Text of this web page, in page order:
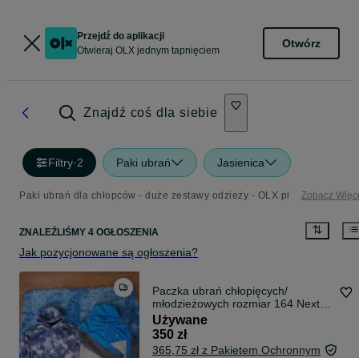
Przejdź do aplikacji
Otwieraj OLX jednym tapnięciem
Otwórz
Znajdź coś dla siebie
Filtry·2 Paki ubrań Jasienica
Paki ubrań dla chłopców - duże zestawy odzieży - OLX.pl Zobacz
ZNALEŹLIŚMY 4 OGŁOSZENIA
Jak pozycjonowane są ogłoszenia?
Paczka ubrań chłopięcych/
młodzieżowych rozmiar 164 Next/
Reporter
Używane
350 zł
365,75 zł z Pakietem Ochronnym